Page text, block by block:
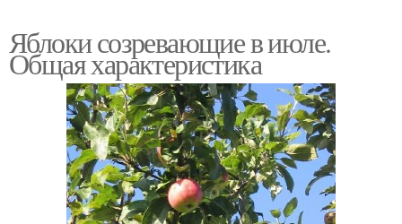
Яблоки созревающие в июле.
Общая характеристика